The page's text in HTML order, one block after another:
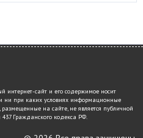
сайт и его содержимое носит
ни при каких условиях информационные
на сайте, не является публичной
Гражданского кодекса РФ.